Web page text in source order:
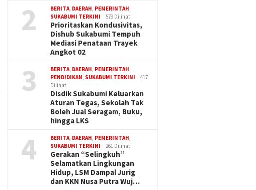
2 BERITA, DAERAH, PEMERINTAH,
SUKABUMI TERKINI
579 Dilihat
Prioritaskan Kondusivitas,
Dishub Sukabumi Tempuh
Mediasi Penataan Trayek
Angkot 02
3 BERITA, DAERAH, PEMERINTAH,
PENDIDIKAN, SUKABUMI TERKINI
417
Dilihat
Disdik Sukabumi Keluarkan
Aturan Tegas, Sekolah Tak
Boleh Jual Seragam, Buku,
hingga LKS
4 BERITA, DAERAH, PEMERINTAH,
SUKABUMI TERKINI
261 Dilihat
Gerakan “Selingkuh”
Selamatkan Lingkungan
Hidup, LSM Dampal Jurig
dan KKN Nusa Putra Wuj…